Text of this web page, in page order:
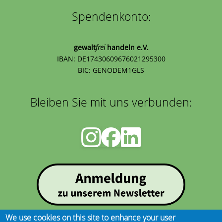
Spendenkonto:
gewaltfreihandeln e.V.
IBAN: DE17430609676021295300
BIC: GENODEM1GLS
Bleiben Sie mit uns verbunden:
We use cookies on this site to enhance your user